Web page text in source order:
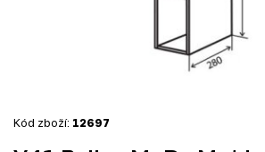
Kód zboží: 12697